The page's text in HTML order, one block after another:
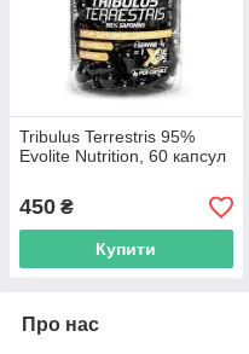
Tribulus Terrestris 95%
Evolite Nutrition, 60 капсул
450 ₴
Купити
Про нас